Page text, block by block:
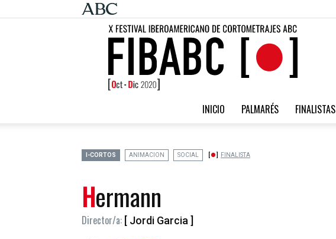
INICIO PALMARÉS FINALISTAS
I-CORTOS ANIMACION SOCIAL FINALISTA
Hermann
Director/a: [ Jordi Garcia ]